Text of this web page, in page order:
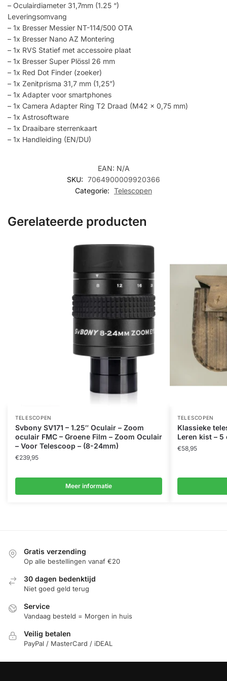
– Oculairdiameter 31,7mm (1.25 “)
Leveringsomvang
– 1x Bresser Messier NT-114/500 OTA
– 1x Bresser Nano AZ Montering
– 1x RVS Statief met accessoire plaat
– 1x Bresser Super Plössl 26 mm
– 1x Red Dot Finder (zoeker)
– 1x Zenitprisma 31,7 mm (1,25”)
– 1x Adapter voor smartphones
– 1x Camera Adapter Ring T2 Draad (M42 x 0,75 mm)
– 1x Astrosoftware
– 1x Draaibare sterrenkaart
– 1x Handleiding (EN/DU)
EAN: N/A
SKU: 7064900009920366
Categorie: Telescopen
Gerelateerde producten
TELESCOPEN
Svbony SV171 – 1.25″ Oculair – Zoom
oculair FMC – Groene Film – Zoom Oculair
– Voor Telescoop – (8-24mm)
€239,95
Meer informatie
TELESCOPEN
Klassieke
Leren kist – 5
€58,95
Gratis verzending
Op alle bestellingen vanaf €20
30 dagen bedenktijd
Niet goed geld terug
Service
Vandaag besteld = Morgen in huis
Veilig betalen
PayPal / MasterCard / iDEAL